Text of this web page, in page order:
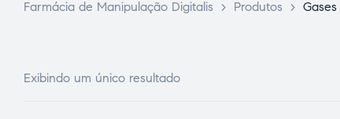
Farmácia de Manipulação Digitalis > Produtos > Gases
Exibindo um único resultado